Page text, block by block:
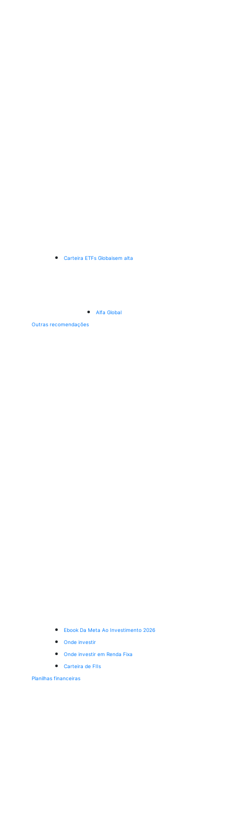
Carteira ETFs Globaisem alta
Alfa Global
Outras recomendações
Ebook Da Meta Ao Investimento 2026
Onde investir
Onde investir em Renda Fixa
Carteira de FIIs
Planilhas financeiras